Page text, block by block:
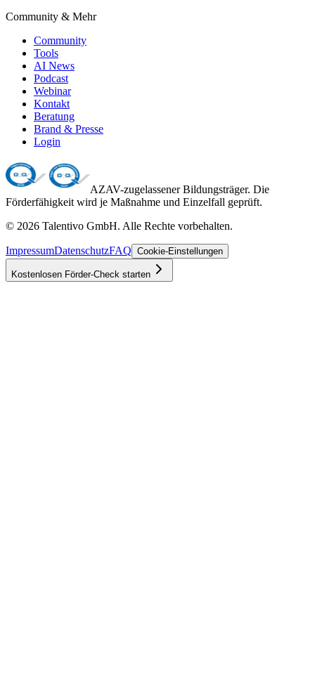
Community & Mehr
Community
Tools
AI News
Podcast
Webinar
Kontakt
Beratung
Brand & Presse
Login
AZAV-zugelassener Bildungsträger. Die
Förderfähigkeit wird je Maßnahme und Einzelfall geprüft.
© 2026 Talentivo GmbH. Alle Rechte vorbehalten.
ImpressumDatenschutzFAQ Cookie-Einstellungen
Kostenlosen Förder-Check starten